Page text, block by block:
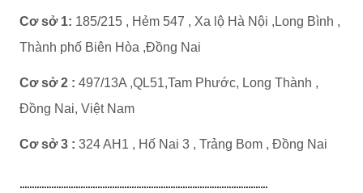
Cơ sở 1: 185/215 , Hẻm 547 , Xa lộ Hà Nội ,Long Bình ,
Thành phố Biên Hòa ,Đồng Nai
Cơ sở 2 : 497/13A ,QL51,Tam Phước, Long Thành ,
Đồng Nai, Việt Nam
Cơ sở 3 : 324 AH1 , Hố Nai 3 , Trảng Bom , Đồng Nai
......................................................................................................